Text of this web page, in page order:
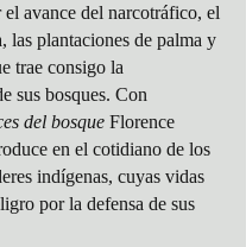
el avance del narcotráfico, el
las plantaciones de palma y
trae consigo la
sus bosques. Con
del bosque Florence
en el cotidiano de los
indígenas, cuyas vidas
por la defensa de sus